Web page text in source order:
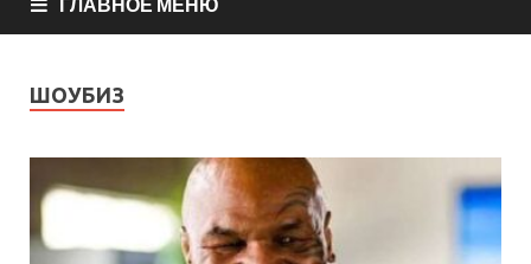
ШОУБИЗ